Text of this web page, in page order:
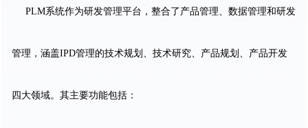
PLM系统作为研发管理平台，整合了产品管理、数据管理和研发
管理，涵盖IPD管理的技术规划、技术研究、产品规划、产品开发
四大领域。其主要功能包括：